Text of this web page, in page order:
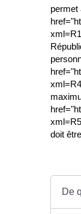
permet
doit
De